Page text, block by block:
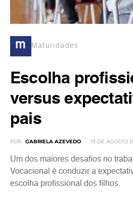
m Maturidades
Escolha
versus
pais
POR GABRIELA AZEVEDO 13 DE AGOSTO
Um dos maiores desafios no
Vocacional é conduzir a
escolha profissional dos filhos.